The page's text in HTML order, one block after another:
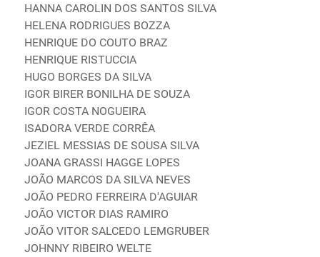
HANNA CAROLIN DOS SANTOS SILVA
HELENA RODRIGUES BOZZA
HENRIQUE DO COUTO BRAZ
HENRIQUE RISTUCCIA
HUGO BORGES DA SILVA
IGOR BIRER BONILHA DE SOUZA
IGOR COSTA NOGUEIRA
ISADORA VERDE CORRÊA
JEZIEL MESSIAS DE SOUSA SILVA
JOANA GRASSI HAGGE LOPES
JOÃO MARCOS DA SILVA NEVES
JOÃO PEDRO FERREIRA D'AGUIAR
JOÃO VICTOR DIAS RAMIRO
JOÃO VITOR SALCEDO LEMGRUBER
JOHNNY RIBEIRO WELTE